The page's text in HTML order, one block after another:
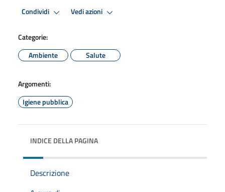
Condividi Vedi azioni
Categorie:
Ambiente
Salute
Argomenti:
Igiene pubblica
INDICE DELLA PAGINA
Descrizione